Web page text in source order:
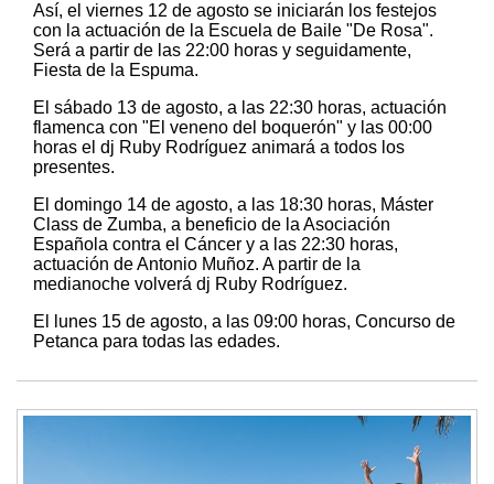
Así, el viernes 12 de agosto se iniciarán los festejos
con la actuación de la Escuela de Baile "De Rosa".
Será a partir de las 22:00 horas y seguidamente,
Fiesta de la Espuma.
El sábado 13 de agosto, a las 22:30 horas, actuación
flamenca con "El veneno del boquerón" y las 00:00
horas el dj Ruby Rodríguez animará a todos los
presentes.
El domingo 14 de agosto, a las 18:30 horas, Máster
Class de Zumba, a beneficio de la Asociación
Española contra el Cáncer y a las 22:30 horas,
actuación de Antonio Muñoz. A partir de la
medianoche volverá dj Ruby Rodríguez.
El lunes 15 de agosto, a las 09:00 horas, Concurso de
Petanca para todas las edades.